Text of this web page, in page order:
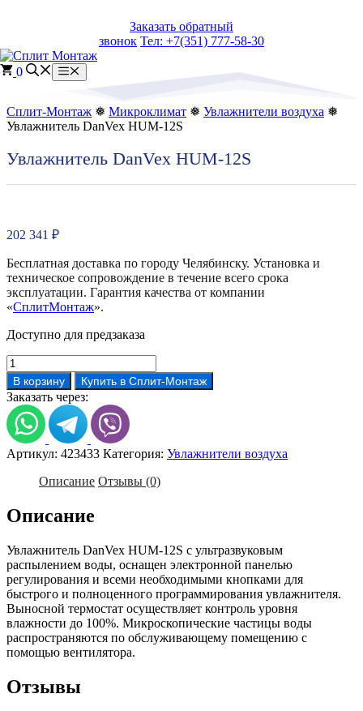
Заказать обратный
звонок Тел: +7(351) 777-58-30
0 Меню
Сплит-Монтаж ❅ Микроклимат ❅ Увлажнители воздуха ❅
Увлажнитель DanVex HUM-12S
Увлажнитель DanVex HUM-12S
202 341 ₽
Бесплатная доставка по городу Челябинску. Установка и
техническое сопровождение в течение всего срока
эксплуатации. Гарантия качества от компании
«СплитМонтаж».
Доступно для предзаказа
Количество
товара
Увлажнитель
DanVex
HUM-
12S
В корзину Купить в Сплит-Монтаж
Заказать через:
Артикул: 423433 Категория: Увлажнители воздуха
Описание Отзывы (0)
Описание
Увлажнитель DanVex HUM-12S с ультразвуковым
распылением воды, оснащен электронной панелью
регулирования и всеми необходимыми кнопками для
быстрого и полноценного программирования увлажнителя.
Выносной термостат осуществляет контроль уровня
влажности до 100%. Микроскопические частицы воды
распространяются по обслуживающему помещению с
помощью вентилятора.
Отзывы